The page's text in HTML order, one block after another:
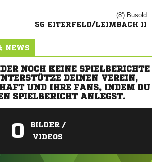
(8') 
SG EITERFELD/LEIMBACH II
NEWS
NOCH KEINE SPIELBERICHTE
DEINEN VEREIN,
UND IHRE FANS, INDEM DU
SPIELBERICHT ANLEGST.
0
BILDER /
VIDEOS